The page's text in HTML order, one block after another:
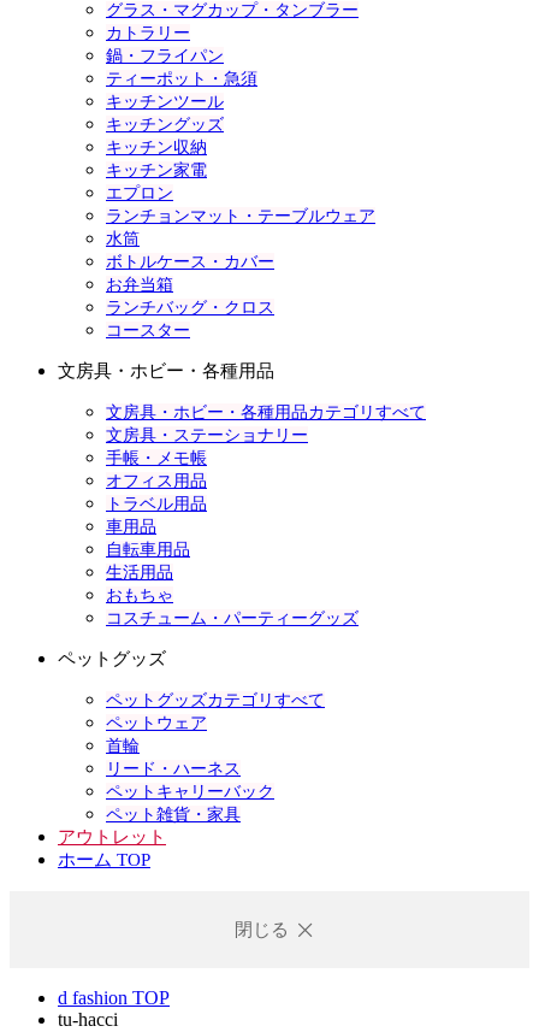
グラス・マグカップ・タンブラー
カトラリー
鍋・フライパン
ティーポット・急須
キッチンツール
キッチングッズ
キッチン収納
キッチン家電
エプロン
ランチョンマット・テーブルウェア
水筒
ボトルケース・カバー
お弁当箱
ランチバッグ・クロス
コースター
文房具・ホビー・各種用品
文房具・ホビー・各種用品カテゴリすべて
文房具・ステーショナリー
手帳・メモ帳
オフィス用品
トラベル用品
車用品
自転車用品
生活用品
おもちゃ
コスチューム・パーティーグッズ
ペットグッズ
ペットグッズカテゴリすべて
ペットウェア
首輪
リード・ハーネス
ペットキャリーバック
ペット雑貨・家具
アウトレット
ホーム TOP
閉じる
d fashion TOP
tu-hacci